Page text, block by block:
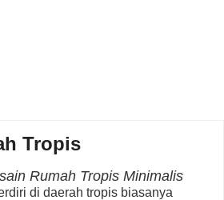
Tropis
Rumah Tropis Minimalis
di daerah tropis biasanya